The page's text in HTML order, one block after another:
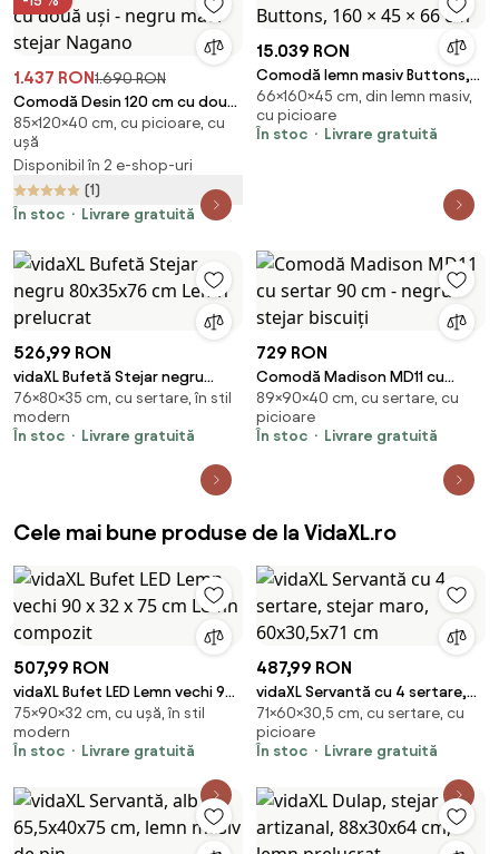
1.437 RON1.690 RON
Comodă Desin 120 cm cu două
uși - negru mat / stejar Nagano
85×120×40 cm, cu picioare, cu
ușă
Disponibil în 2 e-shop-uri
(1)
În stoc
Livrare gratuită
15.039 RON
Comodă lemn masiv Buttons,
160 × 45 × 66 cm
66×160×45 cm, din lemn masiv,
cu picioare
În stoc
Livrare gratuită
526,99 RON
vidaXL Bufetă Stejar negru
80x35x76 cm Lemn prelucrat
76×80×35 cm, cu sertare, în stil
modern
În stoc
Livrare gratuită
729 RON
Comodă Madison MD11 cu
sertar 90 cm - negru / stejar
biscuiți
89×90×40 cm, cu sertare, cu
picioare
În stoc
Livrare gratuită
Cele mai bune produse de la VidaXL.ro
507,99 RON
vidaXL Bufet LED Lemn vechi 90
x 32 x 75 cm Lemn compozit
75×90×32 cm, cu ușă, în stil
modern
În stoc
Livrare gratuită
487,99 RON
vidaXL Servantă cu 4 sertare,
stejar maro, 60x30,5x71 cm
71×60×30,5 cm, cu sertare, cu
picioare
În stoc
Livrare gratuită